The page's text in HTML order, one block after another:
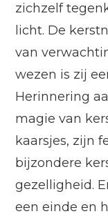
zichzelf
licht. De
van
wezen is zij
Herinnering
magie van
kaarsjes, zijn
bijzondere
gezelligheid.
een einde en